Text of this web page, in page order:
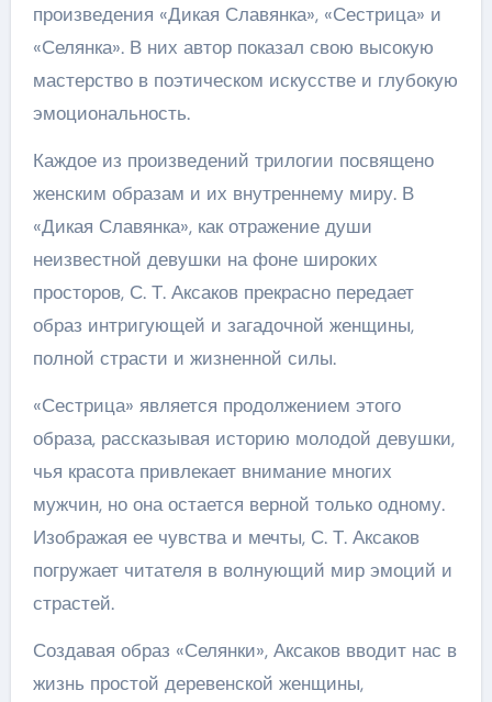
произведения «Дикая Славянка», «Сестрица» и
«Селянка». В них автор показал свою высокую
мастерство в поэтическом искусстве и глубокую
эмоциональность.
Каждое из произведений трилогии посвящено
женским образам и их внутреннему миру. В
«Дикая Славянка», как отражение души
неизвестной девушки на фоне широких
просторов, С. Т. Аксаков прекрасно передает
образ интригующей и загадочной женщины,
полной страсти и жизненной силы.
«Сестрица» является продолжением этого
образа, рассказывая историю молодой девушки,
чья красота привлекает внимание многих
мужчин, но она остается верной только одному.
Изображая ее чувства и мечты, С. Т. Аксаков
погружает читателя в волнующий мир эмоций и
страстей.
Создавая образ «Селянки», Аксаков вводит нас в
жизнь простой деревенской женщины,